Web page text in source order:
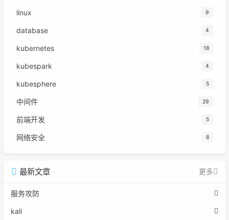
linux 9
database 4
kubernetes 18
kubespark 4
kubesphere 5
中间件 29
前端开发 5
网络安全 8
最新文章 更多
服务攻防
kali